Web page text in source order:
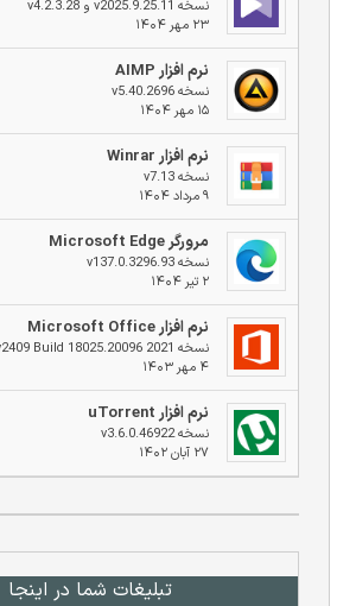
نسخه v2025.9.25.11 و v4.2.3.28
۲۳ مهر ۱۴۰۴
نرم افزار AIMP
نسخه v5.40.2696
۱۵ مهر ۱۴۰۴
نرم افزار Winrar
نسخه v7.13
۹ مرداد ۱۴۰۴
مرورگر Microsoft Edge
نسخه v137.0.3296.93
۲ تیر ۱۴۰۴
نرم افزار Microsoft Office
نسخه 2021 VL v2409 Build 18025.20096
۴ مهر ۱۴۰۳
نرم افزار uTorrent
نسخه v3.6.0.46922
۲۷ آبان ۱۴۰۲
تبلیغات شما در اینجا